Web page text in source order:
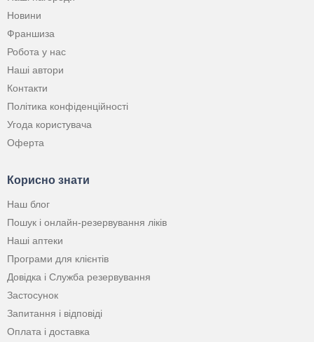
Новини
Франшиза
Робота у нас
Наші автори
Контакти
Політика конфіденційності
Угода користувача
Оферта
Корисно знати
Наш блог
Пошук і онлайн-резервування ліків
Наші аптеки
Програми для клієнтів
Довідка і Служба резервування
Застосунок
Запитання і відповіді
Оплата і доставка